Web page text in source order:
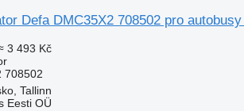
Defa DMC35X2 708502 pro
3 493 Kč
708502
Tallinn
Eesti OÜ